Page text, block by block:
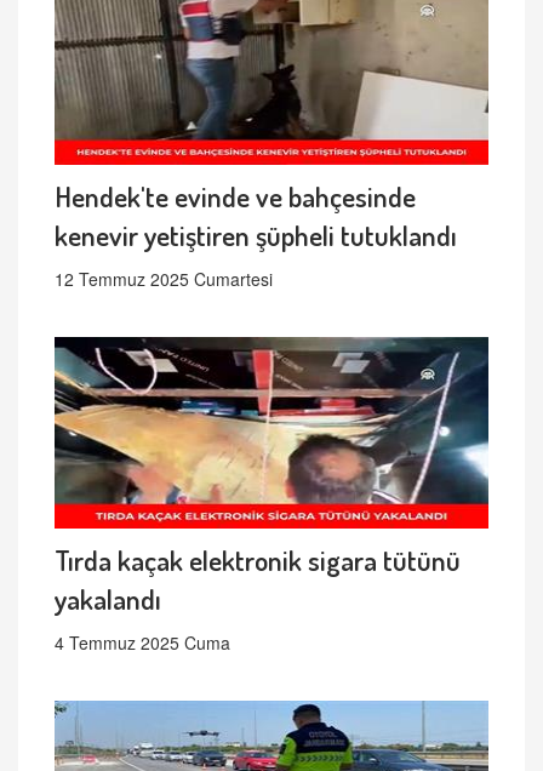
Hendek'te evinde ve bahçesinde
kenevir yetiştiren şüpheli tutuklandı
12 Temmuz 2025 Cumartesi
Tırda kaçak elektronik sigara tütünü
yakalandı
4 Temmuz 2025 Cuma